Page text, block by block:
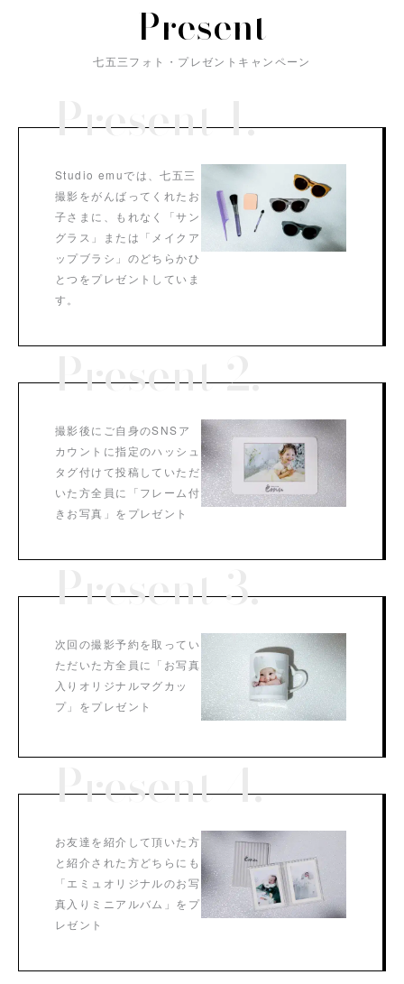
Present
七五三フォト・プレゼントキャンペーン
Present 1.
Studio emuでは、七五三
撮影をがんばってくれたお
子さまに、もれなく「サン
グラス」または「メイクア
ップブラシ」のどちらかひ
とつをプレゼントしていま
す。
Present 2.
撮影後にご自身のSNSア
カウントに指定のハッシュ
タグ付けて投稿していただ
いた方全員に「フレーム付
きお写真」をプレゼント
Present 3.
次回の撮影予約を取ってい
ただいた方全員に「お写真
入りオリジナルマグカッ
プ」をプレゼント
Present 4.
お友達を紹介して頂いた方
と紹介された方どちらにも
「エミュオリジナルのお写
真入りミニアルバム」をプ
レゼント